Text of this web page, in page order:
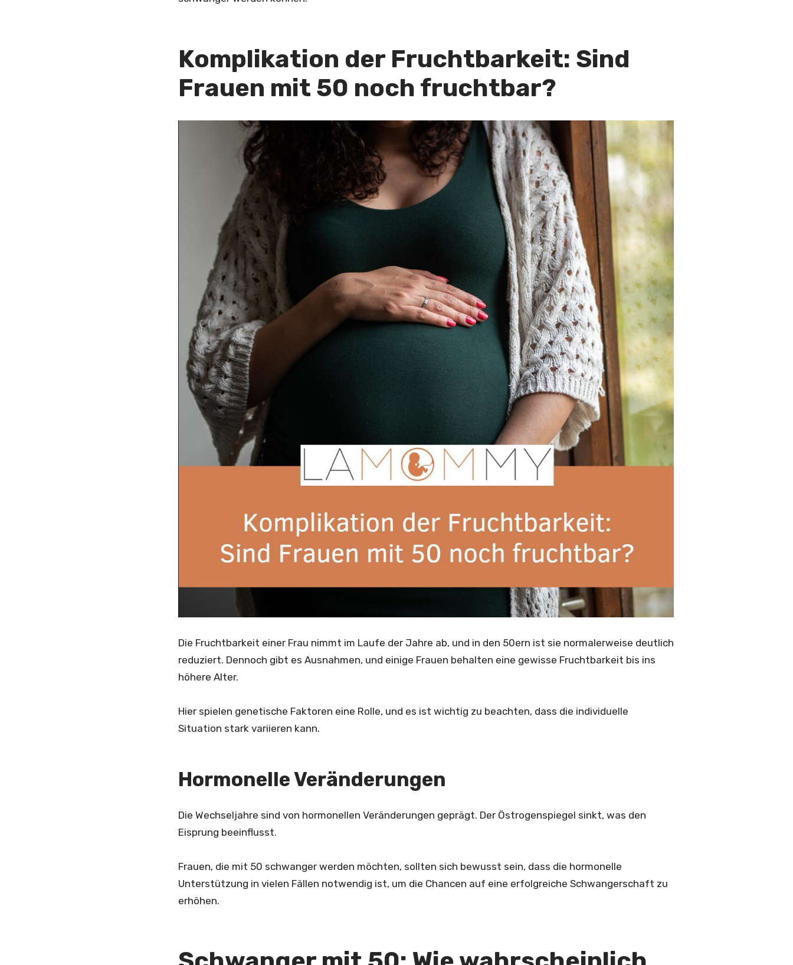
Komplikation der Fruchtbarkeit: Sind
Frauen mit 50 noch fruchtbar?
Die Fruchtbarkeit einer Frau nimmt im Laufe der Jahre ab, und in den 50ern ist sie normalerweise deutlich
reduziert. Dennoch gibt es Ausnahmen, und einige Frauen behalten eine gewisse Fruchtbarkeit bis ins
höhere Alter.
Hier spielen genetische Faktoren eine Rolle, und es ist wichtig zu beachten, dass die individuelle
Situation stark variieren kann.
Hormonelle Veränderungen
Die Wechseljahre sind von hormonellen Veränderungen geprägt. Der Östrogenspiegel sinkt, was den
Eisprung beeinflusst.
Frauen, die mit 50 schwanger werden möchten, sollten sich bewusst sein, dass die hormonelle
Unterstützung in vielen Fällen notwendig ist, um die Chancen auf eine erfolgreiche Schwangerschaft zu
erhöhen.